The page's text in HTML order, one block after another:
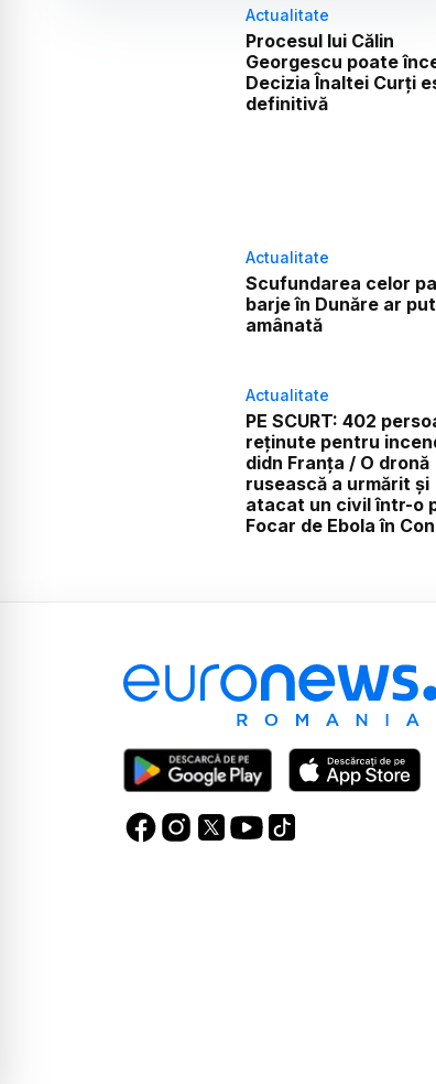
Actualitate
Procesul lui Călin
Georgescu poate
Decizia Înaltei Curți
definitivă
Actualitate
Scufundarea celor
barje în Dunăre ar
amânată
Actualitate
PE SCURT: 402
reținute pentru
didn Franța / O dronă
rusească a urmărit și
atacat un civil într-o
Focar de Ebola în